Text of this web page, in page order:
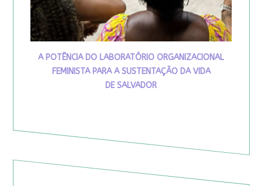
A POTÊNCIA DO LABORATÓRIO ORGANIZACIONAL
FEMINISTA PARA A SUSTENTAÇÃO DA VIDA
DE SALVADOR